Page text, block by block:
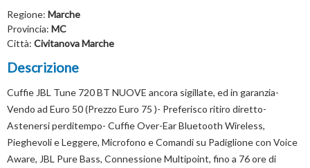
Regione: Marche
Provincia: MC
Città: Civitanova Marche
Descrizione
Cuffie JBL Tune 720 BT NUOVE ancora sigillate, ed in garanzia-
Vendo ad Euro 50 (Prezzo Euro 75 )- Preferisco ritiro diretto-
Astenersi perditempo- Cuffie Over-Ear Bluetooth Wireless,
Pieghevoli e Leggere, Microfono e Comandi su Padiglione con Voice
Aware, JBL Pure Bass, Connessione Multipoint, fino a 76 ore di